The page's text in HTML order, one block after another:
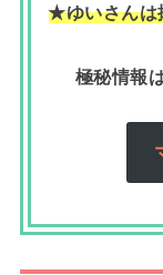
★ゆいさんは
極秘情報